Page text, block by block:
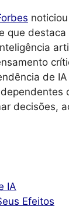
que
de
decisões,
IA
Efeitos